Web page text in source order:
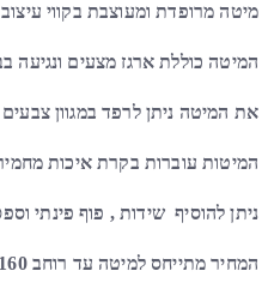
מיטה מרופדת ומעוצבת בקווי
המיטה כוללת ארגז מצעים ונגיעה
את המיטה ניתן לרפד במגוון צבעים
המיטות עוברות בקרת איכות
ניתן להוסיף שידות , פוף פינתי
המחיר מתייחס למיטה עד רוחב 160*200.